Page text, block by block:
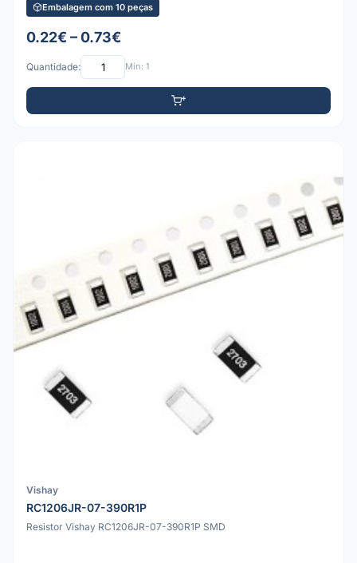
Embalagem com 10 peças
0.22€ – 0.73€
Quantidade: Mín: 1
Vishay
RC1206JR-07-390R1P
Resistor Vishay RC1206JR-07-390R1P SMD